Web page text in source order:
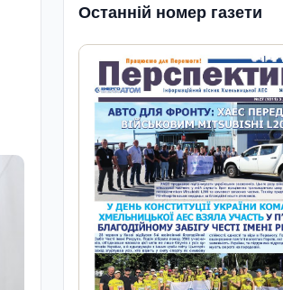
Останній номер газети